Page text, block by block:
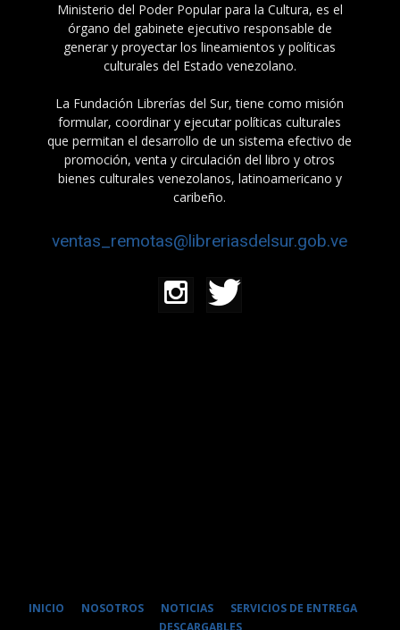
Ministerio del Poder Popular para la Cultura, es el
órgano del gabinete ejecutivo responsable de
generar y proyectar los lineamientos y políticas
culturales del Estado venezolano.
La Fundación Librerías del Sur, tiene como misión
formular, coordinar y ejecutar políticas culturales
que permitan el desarrollo de un sistema efectivo de
promoción, venta y circulación del libro y otros
bienes culturales venezolanos, latinoamericano y
caribeño.
ventas_remotas@libreriasdelsur.gob.ve
INICIO NOSOTROS NOTICIAS
SERVICIOS DE ENTREGA